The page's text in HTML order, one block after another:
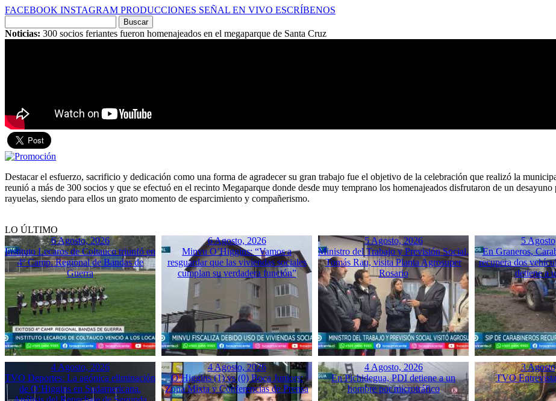
FACEBOOK INSTAGRAM PRODUCCIONES SEÑAL EN VIVO ESCRÍBENOS
por:
Noticias: 300 socios feriantes fueron homenajeados en el megaparque de Santa Cruz
Destacar el esfuerzo, sacrificio y dedicación como una forma de agradecer su gran trabajo fue el objetivo de la celebración que realizó la
reunió a más de 300 socios y que se efectuó en el recinto Megaparque donde desde muy temprano los homenajeados disfrutaron de un
rayuelas, siendo para ellos un grato momento de esparcimiento y compañerismo.
LO ÚLTIMO
6 Agosto, 2026
Instituto Lecaros de Coltauco triunfó en
4º Camp. Regional de Bandas de
Guerra
6 Agosto, 2026
Minvu O’Higgins: “Vamos a
resguardar que las viviendas sociales
cumplan su verdadera función”
5 Agosto, 2026
Ministro del Trabajo y Previsión Social,
Tomás Rau, visita Planta Agrosuper
Rosario
5
En Graneros,
recupera dos
detiene a
4 Agosto, 2026
TVO Deportes: La agónica eliminación
de O’Higgins en Sudamericana.
4 Agosto, 2026
O’Higgins (1) vs (0) Boca Juniors:
Zona Mixta y Conferencias de Prensa
4 Agosto, 2026
En Pichidegua, PDI detiene a un
hombre por microtráfico
3
TVO